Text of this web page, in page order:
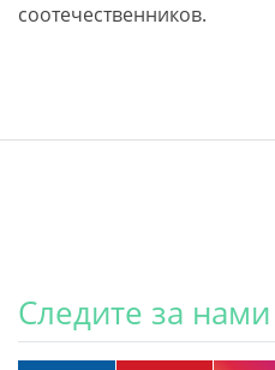
соотечественников.
Следите за нами